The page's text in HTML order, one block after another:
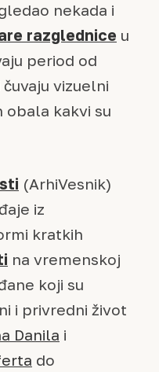
nekada i
razglednice u
period od
vizuelni
obala kakvi su
(ArhiVesnik)
iz
kratkih
na vremenskoj
koji su
i privredni život
Danila i
do